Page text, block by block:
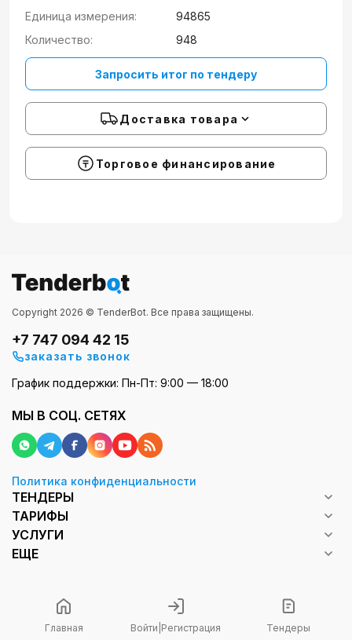
Главная Войти Регистрация Тендеры
Единица измерения:
94865
Количество:
948
Запросить итог по тендеру
Доставка товара
Торговое финансирование
Copyright 2026 © TenderBot. Все права защищены.
+7 747 094 42 15
заказать звонок
График поддержки: Пн-Пт: 9:00 — 18:00
МЫ В СОЦ. СЕТЯХ
Политика конфиденциальности
ТЕНДЕРЫ
ТАРИФЫ
УСЛУГИ
ЕЩЕ